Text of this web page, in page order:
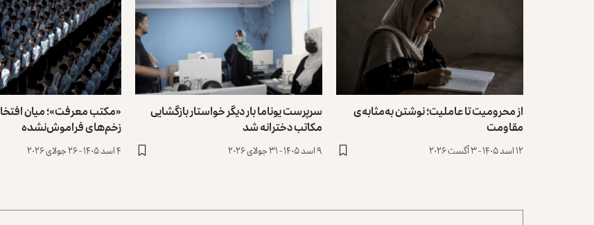
از محرومیت تا عاملیت؛ نوشتن به‌مثابه‌ی
مقاومت
۱۲ اسد ۱۴۰۵ - ۳ آگست ۲۰۲۶
سرپرست یوناما بار دیگر خواستار بازگشایی
مکاتب دخترانه شد
۹ اسد ۱۴۰۵ - ۳۱ جولای ۲۰۲۶
«مکتب معرفت»؛ میان
زخم‌های فراموش‌نشده
۴ اسد ۱۴۰۵ - ۲۶ جولای ۲۰۲۶